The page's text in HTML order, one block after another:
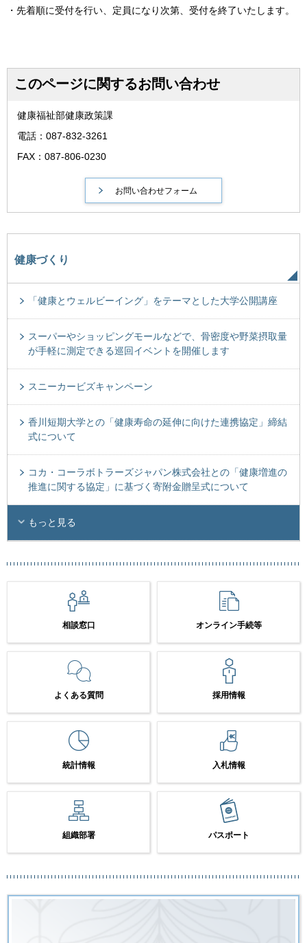
・先着順に受付を行い、定員になり次第、受付を終了いたします。
このページに関するお問い合わせ
健康福祉部健康政策課
電話：087-832-3261
FAX：087-806-0230
健康づくり
「健康とウェルビーイング」をテーマとした大学公開講座
スーパーやショッピングモールなどで、骨密度や野菜摂取量
が手軽に測定できる巡回イベントを開催します
スニーカービズキャンペーン
香川短期大学との「健康寿命の延伸に向けた連携協定」締結
式について
コカ・コーラボトラーズジャパン株式会社との「健康増進の
推進に関する協定」に基づく寄附金贈呈式について
もっと見る
相談窓口 オンライン手続等
よくある質問 採用情報
統計情報 入札情報
組織部署 パスポート